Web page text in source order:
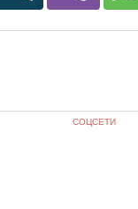
СОЦСЕТИ